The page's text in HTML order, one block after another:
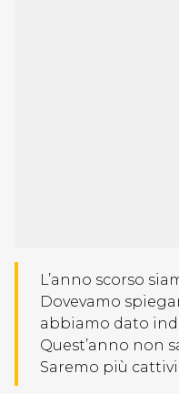
L’anno scorso
Dovevamo
abbiamo dato
Quest’anno non
Saremo più cattivi.